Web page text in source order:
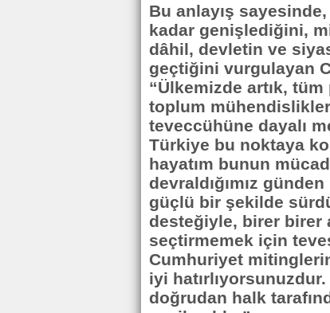
Bu anlayış
kadar genişlediğini,
dâhil, devletin ve
geçtiğini vurgulayan
“Ülkemizde artık,
toplum
teveccühüne dayalı
Türkiye bu noktaya
hayatım bunun
devraldığımız
güçlü bir şekilde
desteğiyle, birer birer
seçtirmemek için
Cumhuriyet
iyi
doğrudan halk